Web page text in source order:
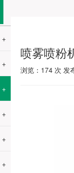
喷雾喷粉
浏览： 174次 发